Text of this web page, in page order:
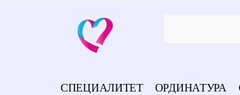
СПЕЦИАЛИТЕТ ОРДИНАТУРА